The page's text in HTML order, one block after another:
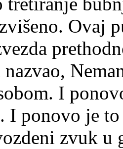
Ovaj
I
I ponovo je
zvuk